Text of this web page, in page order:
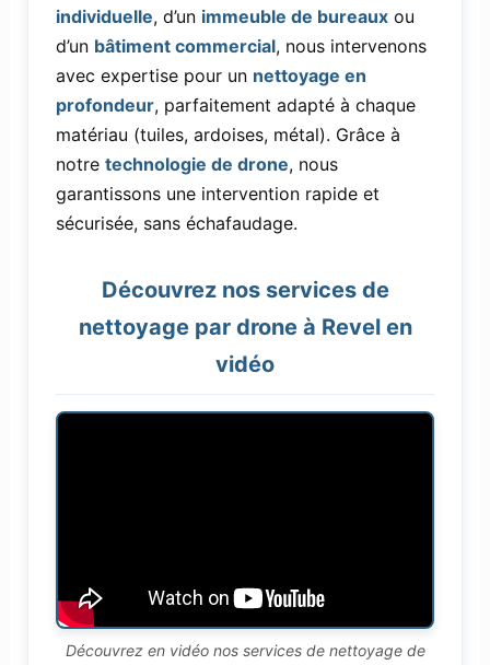
individuelle, d’un immeuble de bureauxou
d’un bâtiment commercial, nous intervenons
avec expertise pour un nettoyage en
profondeur, parfaitement adapté à chaque
matériau (tuiles, ardoises, métal). Grâce à
notre technologie de drone, nous
garantissons une intervention rapide et
sécurisée, sans échafaudage.
Découvrez nos services de
nettoyage par drone à Revel en
vidéo
Découvrez en vidéo nos services de nettoyage de